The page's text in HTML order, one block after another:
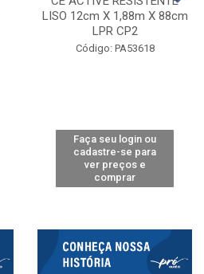
LISO 12cm X 1,88m X 88cm
LPR CP2
Código: PA53618
Faça seu login ou
cadastre-se para
ver preços e
comprar